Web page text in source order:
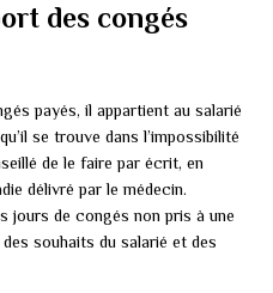
des congés
payés, il appartient au salarié
se trouve dans l’impossibilité
de le faire par écrit, en
délivré par le médecin.
jours de congés non pris à une
souhaits du salarié et des